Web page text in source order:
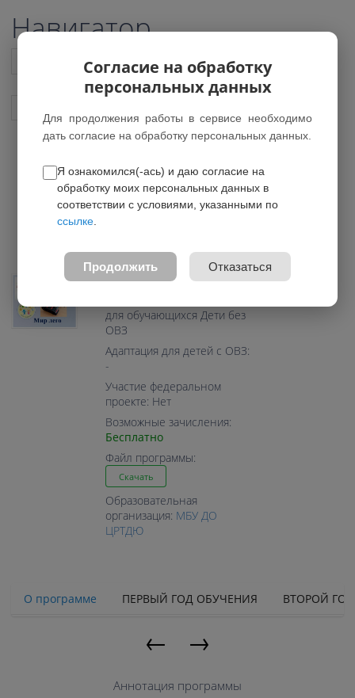
Навигатор
Список всех программ
Мир лего
*Нет действующих групп
Возраст: 9-11 лет
Направление: Техническое
для обучающихся Дети без
ОВЗ
Адаптация для детей с ОВЗ:
-
Участие федеральном
проекте: Нет
Возможные зачисления:
Бесплатно
Файл программы:
Скачать
Образовательная
организация: МБУ ДО
ЦРТДЮ
О программе ПЕРВЫЙ ГОД ОБУЧЕНИЯ ВТОРОЙ
← →
Аннотация программы
Согласие на обработку
персональных данных
Для продолжения работы в сервисе необходимо
дать согласие на обработку персональных данных.
Я ознакомился(-ась) и даю согласие на
обработку моих персональных данных в
соответствии с условиями, указанными по
ссылке
Продолжить Отказаться